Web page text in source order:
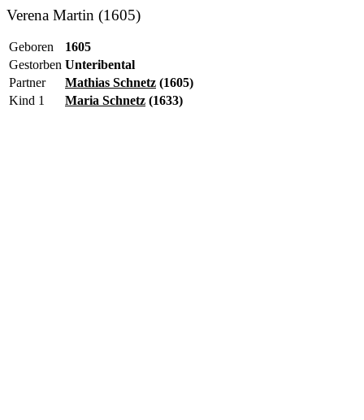
Verena Martin (1605)
Geboren
1605
Gestorben Unteribental
Partner
Mathias Schnetz (1605)
Kind 1
Maria Schnetz (1633)